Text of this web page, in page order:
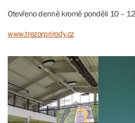
Otevřeno denně kromě ponděli 10 –
www.trezorprirody.cz